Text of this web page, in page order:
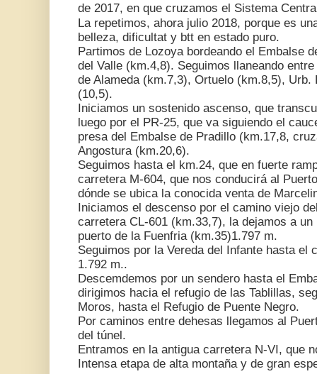
de 2017, en que cruzamos el Sistema
La repetimos, ahora julio 2018, porque es
belleza, dificultat y btt en estado puro.
Partimos de Lozoya bordeando el Embalse
del Valle (km.4,8). Seguimos llaneando
de Alameda (km.7,3), Ortuelo (km.8,5),
(10,5).
Iniciamos un sostenido ascenso, que
luego por el PR-25, que va siguiendo el
presa del Embalse de Pradillo (km.17,8,
Angostura (km.20,6).
Seguimos hasta el km.24, que en fuerte
carretera M-604, que nos conducirá al
dónde se ubica la conocida venta de
Iniciamos el descenso por el camino viejo
carretera CL-601 (km.33,7), la dejamos a
puerto de la Fuenfria (km.35)1.797 m.
Seguimos por la Vereda del Infante hasta el
1.792 m..
Descemdemos por un sendero hasta el
dirigimos hacia el refugio de las Tablillas,
Moros, hasta el Refugio de Puente Negro.
Por caminos entre dehesas llegamos al
del túnel.
Entramos en la antigua carretera N-VI, que
Intensa etapa de alta montaña y de gran